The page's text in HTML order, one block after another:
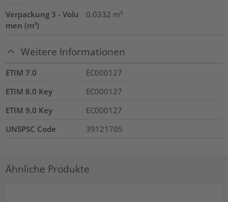
Verpackung 3 - Volu
men (m³)
0.0332 m³
Weitere Informationen
ETIM 7.0
EC000127
ETIM 8.0 Key
EC000127
ETIM 9.0 Key
EC000127
UNSPSC Code
39121705
Ähnliche Produkte